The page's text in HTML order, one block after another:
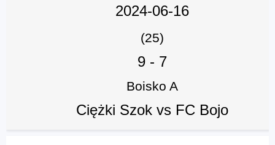
2024-06-16
(25)
9- 7
Boisko A
Ciężki Szok vs FC Bojo